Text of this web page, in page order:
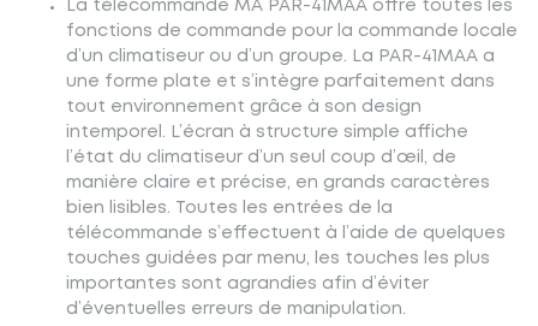
La télécommande MA PAR-41MAA offre toutes les
fonctions de commande pour la commande locale
d’un climatiseur ou d’un groupe. La PAR-41MAA a
une forme plate et s’intègre parfaitement dans
tout environnement grâce à son design
intemporel. L’écran à structure simple affiche
l’état du climatiseur d’un seul coup d’œil, de
manière claire et précise, en grands caractères
bien lisibles. Toutes les entrées de la
télécommande s’effectuent à l’aide de quelques
touches guidées par menu, les touches les plus
importantes sont agrandies afin d’éviter
d’éventuelles erreurs de manipulation.